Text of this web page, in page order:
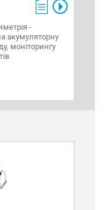
-
акумуляторну
моніторингу